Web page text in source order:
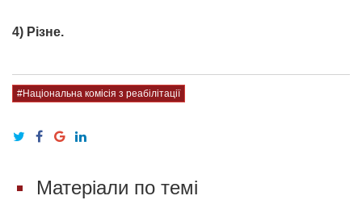
4) Різне.
#Національна комісія з реабілітації
Матеріали по темі